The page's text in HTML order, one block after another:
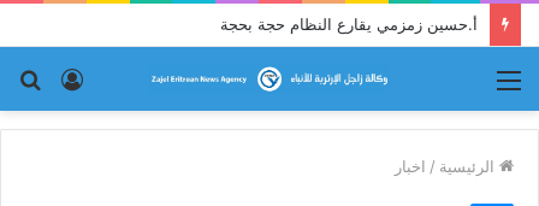
أ.حسين زمزمي يقارع النظام حجة بحجة
تسجيل
الدخول
الرئيسية / اخبار